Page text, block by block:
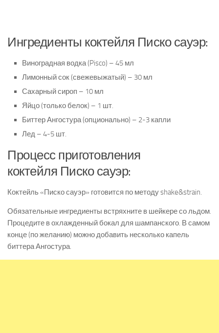
Ингредиенты коктейля Писко сауэр:
Виноградная водка (Pisco) – 45 мл
Лимонный сок (свежевыжатый) – 30 мл
Сахарный сироп – 10 мл
Яйцо (только белок) – 1 шт.
Биттер Ангостура (опционально) – 2-3 капли
Лед – 4-5 шт.
Процесс приготовления
коктейля Писко сауэр:
Коктейль «Писко сауэр» готовится по методу shake&strain.
Обязательные ингредиенты встряхните в шейкере со льдом.
Процедите в охлажденный бокал для шампанского. В самом
конце (по желанию) можно добавить несколько капель
биттера Ангостура.